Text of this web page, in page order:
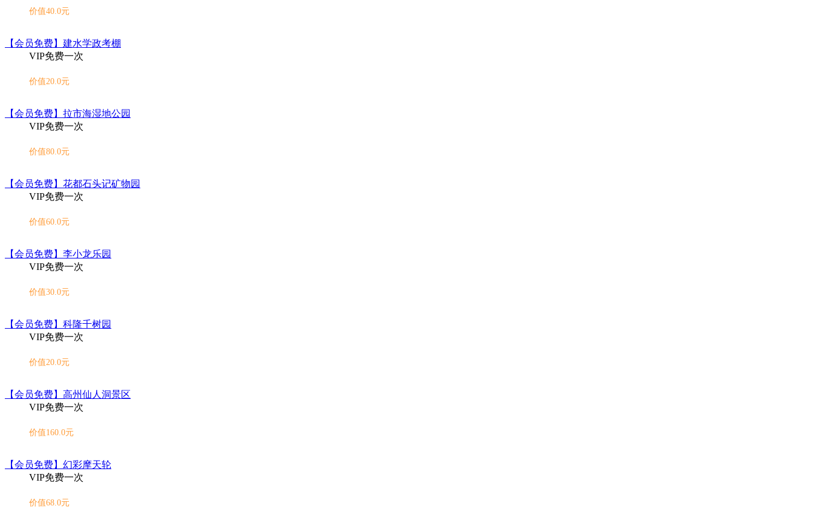
价值40.0元
【会员免费】建水学政考棚
VIP免费一次
价值20.0元
【会员免费】拉市海湿地公园
VIP免费一次
价值80.0元
【会员免费】花都石头记矿物园
VIP免费一次
价值60.0元
【会员免费】李小龙乐园
VIP免费一次
价值30.0元
【会员免费】科隆千树园
VIP免费一次
价值20.0元
【会员免费】高州仙人洞景区
VIP免费一次
价值160.0元
【会员免费】幻彩摩天轮
VIP免费一次
价值68.0元